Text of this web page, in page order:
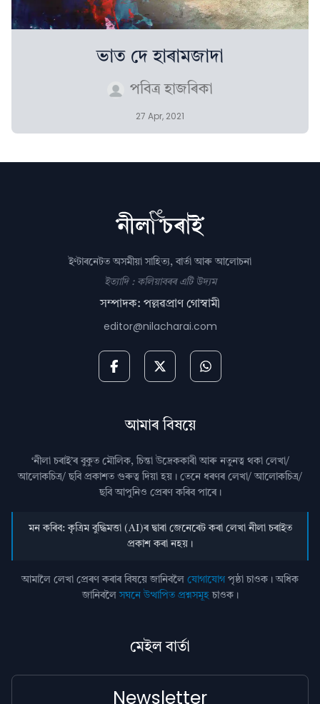
ভাত দে হাৰামজাদা
পবিত্ৰ হাজৰিকা
27 Apr, 2021
ইণ্টাৰনেটত অসমীয়া সাহিত্য, বাৰ্তা আৰু আলোচনা
ইত্যাদি : কলিয়াবৰৰ এটি উদ্যম
সম্পাদক: পল্লৱপ্ৰাণ গোস্বামী
editor@nilacharai.com
আমাৰ বিষয়ে
‘নীলা চৰাই’ৰ বুকুত মৌলিক, চিন্তা উদ্রেককাৰী আৰু নতুনত্ব থকা লেখা/
আলোকচিত্ৰ/ ছবি প্রকাশত গুৰুত্ব দিয়া হয়। তেনে ধৰণৰ লেখা/ আলোকচিত্ৰ/
ছবি আপুনিও প্রেৰণ কৰিব পাৰে।
মন কৰিব: কৃত্ৰিম বুদ্ধিমত্তা (AI)ৰ দ্বাৰা জেনেৰেট কৰা লেখা নীলা চৰাইত
প্ৰকাশ কৰা নহয়।
আমালৈ লেখা প্ৰেৰণ কৰাৰ বিষয়ে জানিবলৈ যোগাযোগ পৃষ্ঠা চাওক। অধিক
জানিবলৈসঘনে উত্থাপিত প্ৰশ্নসমূহচাওক।
মেইল বাৰ্তা
Newsletter